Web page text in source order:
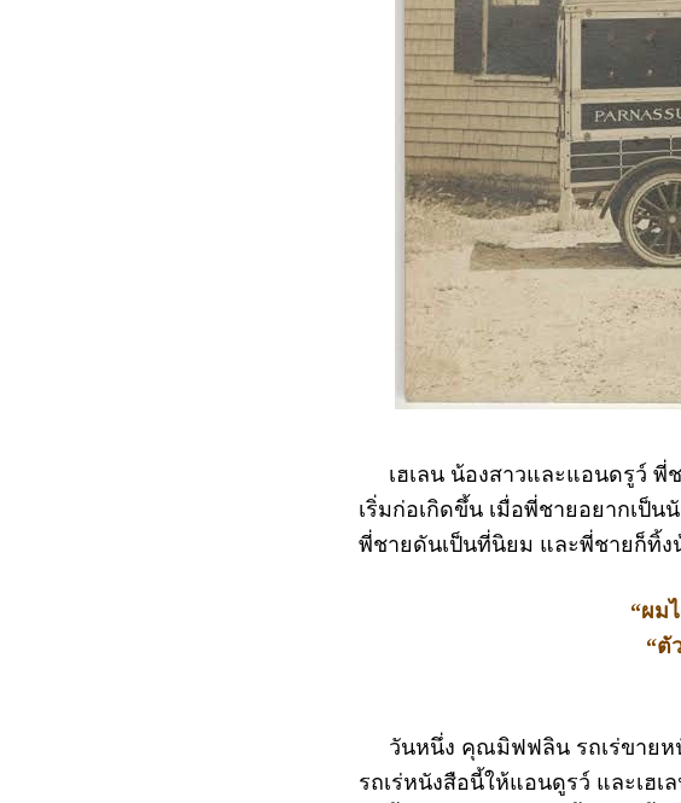
เฮเลน น้องสาวและแอนดรูว์ พี่
เริ่มก่อเกิดขึ้น เมื่อพี่ชายอยากเป็
พี่ชายดันเป็นที่นิยม และพี่ชายก็ทิ้ง
“ผม
“ตั
วันหนึ่ง คุณมิฟฟลิน รถเร่ขายหนั
รถเร่หนังสือนี้ให้แอนดูรว์ และเฮเ